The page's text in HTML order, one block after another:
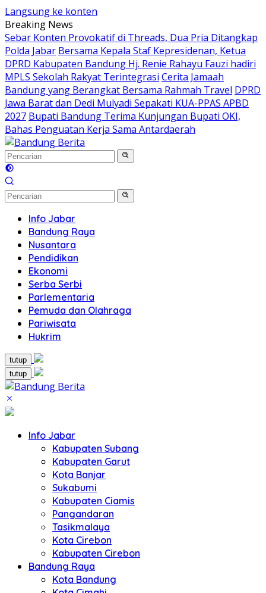
Langsung ke konten
Breaking News
Sebar Konten Provokatif di Threads, Dua Pria Ditangkap
Polda Jabar Bersama Kepala Staf Kepresidenan, Ketua
DPRD Kabupaten Bandung Hj. Renie Rahayu Fauzi hadiri
MPLS Sekolah Rakyat Terintegrasi Cerita Jamaah
Bandung yang Berangkat Bersama Rahmah Travel DPRD
Jawa Barat dan Dedi Mulyadi Sepakati KUA-PPAS APBD
2027 Bupati Bandung Terima Kunjungan Bupati OKI,
Bahas Penguatan Kerja Sama Antardaerah
Info Jabar
Bandung Raya
Nusantara
Pendidikan
Ekonomi
Serba Serbi
Parlementaria
Pemuda dan Olahraga
Pariwisata
Hukrim
tutup
tutup
Info Jabar
Kabupaten Subang
Kabupaten Garut
Kota Banjar
Sukabumi
Kabupaten Ciamis
Pangandaran
Tasikmalaya
Kota Cirebon
Kabupaten Cirebon
Bandung Raya
Kota Bandung